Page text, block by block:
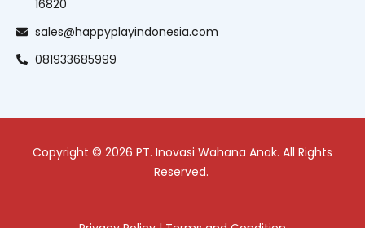
16820
sales@happyplayindonesia.com
081933685999
Copyright © 2026 PT. Inovasi Wahana Anak. All Rights
Reserved.